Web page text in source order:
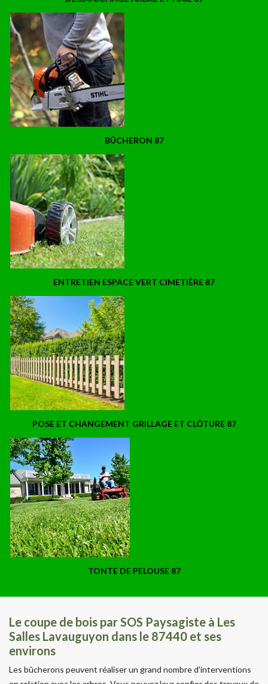
BÛCHERON 87
ENTRETIEN ESPACE VERT CIMETIÈRE 87
POSE ET CHANGEMENT GRILLAGE ET CLÔTURE 87
TONTE DE PELOUSE 87
Le coupe de bois par SOS Paysagiste à Les
Salles Lavauguyon dans le 87440 et ses
environs
Les bûcherons peuvent réaliser un grand nombre d'interventions